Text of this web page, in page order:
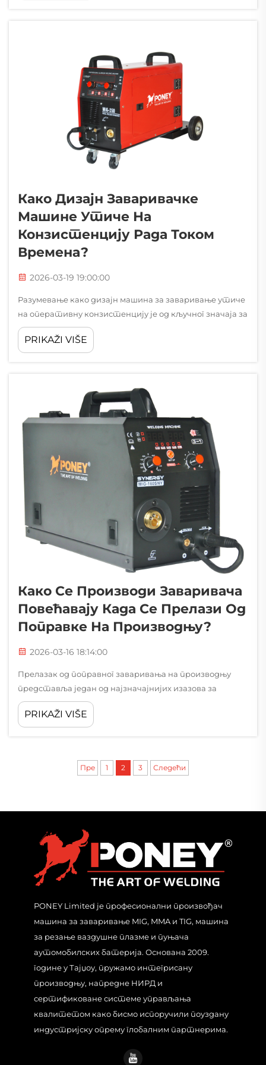
Како Дизајн Заваривачке
Машине Утиче На
Конзистенцију Рада Током
Времена?
2026-03-19 19:00:00
Разумевање како дизајн машина за заваривање утиче
на оперативну конзистенцију је од кључног значаја за
произвођаче који траже поуздане резултате
производње. Унутрашња архитектура, избор
PRIKAŽI VIŠE
Како Се Производи Заваривача
Повећавају Када Се Прелази Од
Поправке На Производњу?
2026-03-16 18:14:00
Прелазак од поправног заваривања на производњу
представља један од најзначајнијих изазова за
повећање перформанси у индустријским операцијама
заваривања. Када се заварилац пређе са прецизних,
PRIKAŽI VIŠE
Пре 1 2 3 Следећи
PONEY Limited је професионални произвођач
машина за заваривање MIG, MMA и TIG, машина
за резање ваздушне плазме и пуњача
аутомобилских батерија. Основана 2009.
године у Тајџоу, пружамо интегрисану
производњу, напредне НИРД и
сертификоване системе управљања
квалитетом како бисмо испоручили поуздану
индустријску опрему глобалним партнерима.